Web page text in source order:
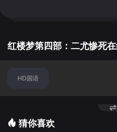
掇下，贾琏于国孝家孝中
莲，说成了婚事，柳湘莲送
园来，一面做尽好人，一面
红楼梦第四部：二尤惨死
HD国语
猜你喜欢